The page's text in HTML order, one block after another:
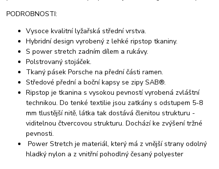
PODROBNOSTI:
Vysoce kvalitní lyžařská střední vrstva.
Hybridní design vyrobený z lehké ripstop tkaniny.
S power stretch zadním dílem a rukávy.
Polstrovaný stojáček.
Tkaný pásek Porsche na přední části ramen.
Středové přední a boční kapsy se zipy SAB®.
Ripstop je tkanina s vysokou pevností vyrobená zvláštní
technikou. Do tenké textilie jsou zatkány s odstupem 5-8
mm tlustější nitě, látka tak dostává členitou strukturu -
viditelnou čtvercovou strukturu. Dochází ke zvýšení tržné
pevnosti.
Power Stretch je materiál, který má z vnější strany odolný
hladký nylon a z vnitřní pohodlný česaný polyester